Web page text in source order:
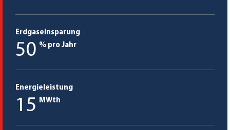
Erdgaseinsparung
50 % pro Jahr
Energieleistung
15 MWth